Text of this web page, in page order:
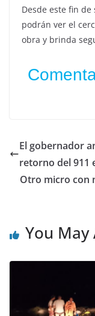
Desde este fin
podrán ver el
obra y brinda
El gobernador
retorno del 911
Otro micro con
You May